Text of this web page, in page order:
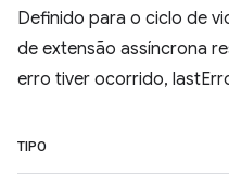
Definido para o ciclo de
de extensão assíncrona
erro tiver ocorrido,
TIPO